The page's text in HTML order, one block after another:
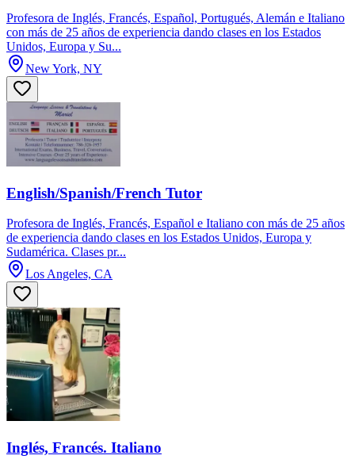
Profesora de Inglés, Francés, Español, Portugués, Alemán e Italiano
con más de 25 años de experiencia dando clases en los Estados
Unidos, Europa y Su...
New York, NY
English/Spanish/French Tutor
Profesora de Inglés, Francés, Español e Italiano con más de 25 años
de experiencia dando clases en los Estados Unidos, Europa y
Sudamérica. Clases pr...
Los Angeles, CA
Inglés, Francés. Italiano